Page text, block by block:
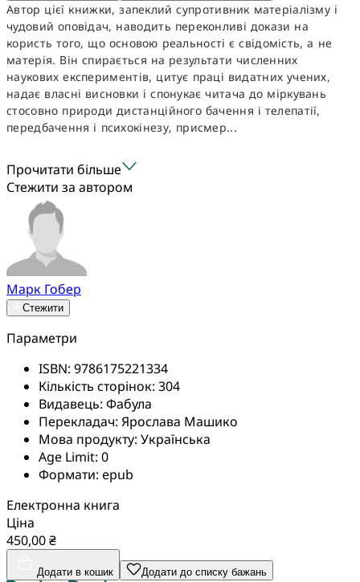
Автор цієї книжки, запеклий супротивник матеріалізму і
чудовий оповідач, наводить переконливі докази на
користь того, що основою реальності є свідомість, а не
матерія. Він спирається на результати численних
наукових експериментів, цитує праці видатних учених,
надає власні висновки і спонукає читача до міркувань
стосовно природи дистанційного бачення і телепатії,
передбачення і психокінезу, присмер...
Прочитати більше
Стежити за автором
Марк Гобер
Стежити
Параметри
ISBN: 9786175221334
Кількість сторінок: 304
Видавець: Фабула
Перекладач: Ярослава Машико
Мова продукту: Українська
Age Limit: 0
Формати: epub
Електронна книга
Ціна
450,00 ₴
Додати в кошик Додати до списку бажань